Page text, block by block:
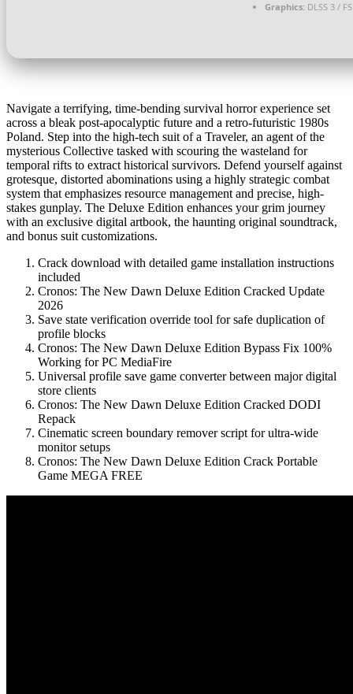
Graphics: DLSS 3 /
Navigate a terrifying, time-bending survival horror experience set
across a bleak post-apocalyptic future and a retro-futuristic 1980s
Poland. Step into the high-tech suit of a Traveler, an agent of the
mysterious Collective tasked with scouring the wasteland for
temporal rifts to extract historical survivors. Defend yourself against
grotesque, distorted abominations using a highly strategic combat
system that emphasizes resource management and precise, high-
stakes gunplay. The Deluxe Edition enhances your grim journey
with an exclusive digital artbook, the haunting original soundtrack,
and bonus suit customizations.
Crack download with detailed game installation instructions
included
Cronos: The New Dawn Deluxe Edition Cracked Update
2026
Save state verification override tool for safe duplication of
profile blocks
Cronos: The New Dawn Deluxe Edition Bypass Fix 100%
Working for PC MediaFire
Universal profile save game converter between major digital
store clients
Cronos: The New Dawn Deluxe Edition Cracked DODI
Repack
Cinematic screen boundary remover script for ultra-wide
monitor setups
Cronos: The New Dawn Deluxe Edition Crack Portable
Game MEGA FREE